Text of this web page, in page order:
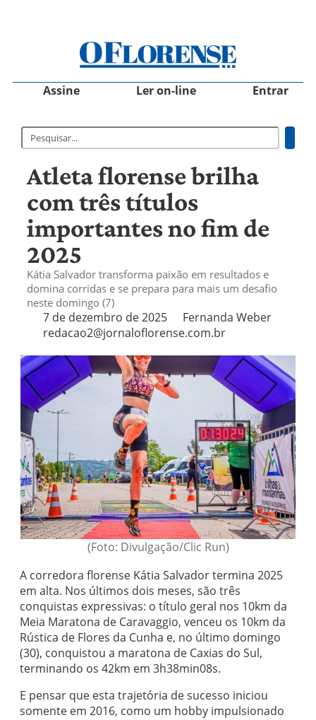
Assine Ler on-line Entrar
Atleta florense brilha
com três títulos
importantes no fim de
2025
Kátia Salvador transforma paixão em resultados e
domina corridas e se prepara para mais um desafio
neste domingo (7)
7 de dezembro de 2025
Fernanda Weber
redacao2@jornaloflorense.com.br
(Foto: Divulgação/Clic Run)
A corredora florense Kátia Salvador termina 2025
em alta. Nos últimos dois meses, são três
conquistas expressivas: o título geral nos 10km da
Meia Maratona de Caravaggio, venceu os 10km da
Rústica de Flores da Cunha e, no último domingo
(30), conquistou a maratona de Caxias do Sul,
terminando os 42km em 3h38min08s.
E pensar que esta trajetória de sucesso iniciou
somente em 2016, como um hobby impulsionado